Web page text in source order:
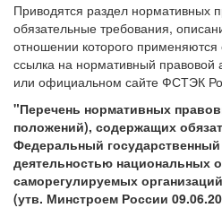
Приводятся раздел нормативных
обязательные требования,
отношении которого
ссылка на нормативный правовой
или официальном сайте ФСТЭК
"Перечень нормативных
положений), содержащих
Федеральный государственный
деятельностью национальных
саморегулируемых
(утв. Минстроем России